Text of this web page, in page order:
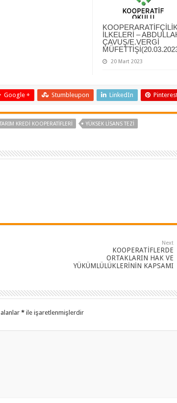
KOOPERARATİFÇİLİK
İLKELERİ –
ÇAVUŞ/E.VERGİ
20 Mart 2023
Google + Stumbleupon LinkedIn
TARIM KREDI KOOPERATIFLERI YÜKSEK LİSANS TEZİ
Next
KOOPERATİFLERDE
ORTAKLARIN HAK VE
YÜKÜMLÜLÜKLERİNİN KAPSAMI
*ile işaretlenmişlerdir